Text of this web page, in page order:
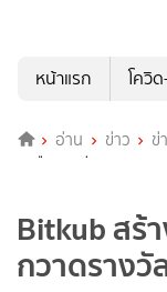
หน้าแรก
โควิ
อ่าน ข่าว ข่
สะเทือนเอเชีย! กวาด
Bitkub สร้
กวาดรางวั